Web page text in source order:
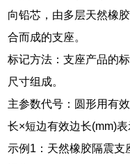
向铅芯，由多层天然橡
合而成的支座。
标记方法：支座产品的
尺寸组成。
主参数代号：圆形用有
长×短边有效边长(mm)表
示例1：天然橡胶隔震